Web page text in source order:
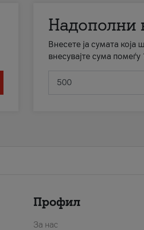
Надополни
Внесете ја сумата
внесувајте сума
Профил
За нас